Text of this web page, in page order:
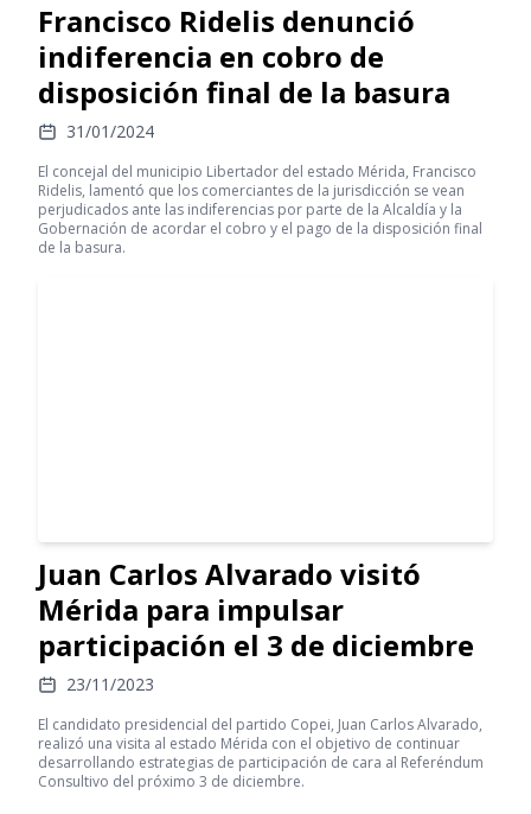
Francisco Ridelis denunció
indiferencia en cobro de
disposición final de la basura
31/01/2024
El concejal del municipio Libertador del estado Mérida, Francisco
Ridelis, lamentó que los comerciantes de la jurisdicción se vean
perjudicados ante las indiferencias por parte de la Alcaldía y la
Gobernación de acordar el cobro y el pago de la disposición final
de la basura.
Juan Carlos Alvarado visitó
Mérida para impulsar
participación el 3 de diciembre
23/11/2023
El candidato presidencial del partido Copei, Juan Carlos Alvarado,
realizó una visita al estado Mérida con el objetivo de continuar
desarrollando estrategias de participación de cara al Referéndum
Consultivo del próximo 3 de diciembre.